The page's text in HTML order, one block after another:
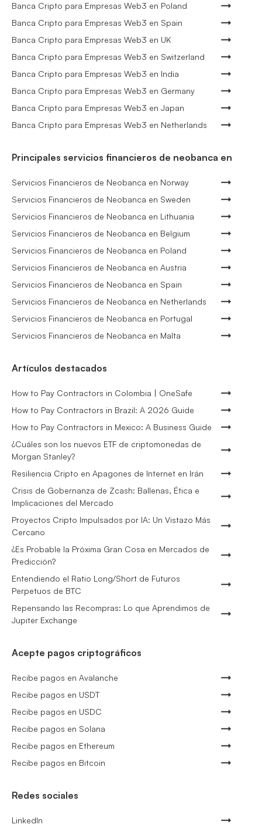
Banca Cripto para Empresas Web3 en Poland
Banca Cripto para Empresas Web3 en Spain
Banca Cripto para Empresas Web3 en UK
Banca Cripto para Empresas Web3 en Switzerland
Banca Cripto para Empresas Web3 en India
Banca Cripto para Empresas Web3 en Germany
Banca Cripto para Empresas Web3 en Japan
Banca Cripto para Empresas Web3 en Netherlands
Principales servicios financieros de neobanca en
Servicios Financieros de Neobanca en Norway
Servicios Financieros de Neobanca en Sweden
Servicios Financieros de Neobanca en Lithuania
Servicios Financieros de Neobanca en Belgium
Servicios Financieros de Neobanca en Poland
Servicios Financieros de Neobanca en Austria
Servicios Financieros de Neobanca en Spain
Servicios Financieros de Neobanca en Netherlands
Servicios Financieros de Neobanca en Portugal
Servicios Financieros de Neobanca en Malta
Artículos destacados
How to Pay Contractors in Colombia | OneSafe
How to Pay Contractors in Brazil: A 2026 Guide
How to Pay Contractors in Mexico: A Business Guide
¿Cuáles son los nuevos ETF de criptomonedas de
Morgan Stanley?
Resiliencia Cripto en Apagones de Internet en Irán
Crisis de Gobernanza de Zcash: Ballenas, Ética e
Implicaciones del Mercado
Proyectos Cripto Impulsados por IA: Un Vistazo Más
Cercano
¿Es Probable la Próxima Gran Cosa en Mercados de
Predicción?
Entendiendo el Ratio Long/Short de Futuros
Perpetuos de BTC
Repensando las Recompras: Lo que Aprendimos de
Jupiter Exchange
Acepte pagos criptográficos
Recibe pagos en Avalanche
Recibe pagos en USDT
Recibe pagos en USDC
Recibe pagos en Solana
Recibe pagos en Ethereum
Recibe pagos en Bitcoin
Redes sociales
LinkedIn